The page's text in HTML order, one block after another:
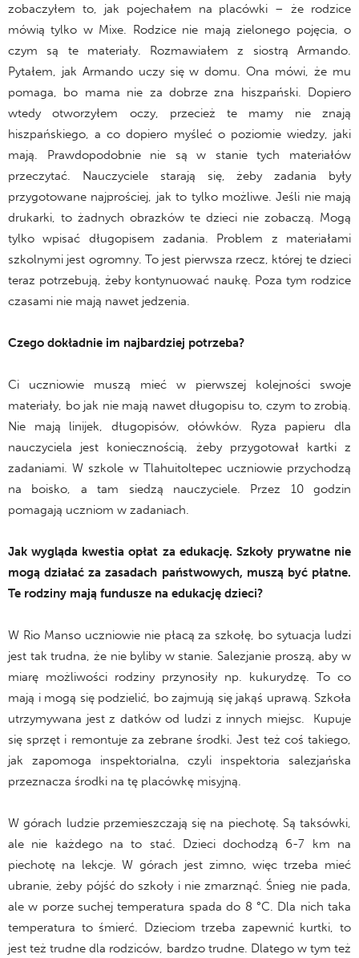
zobaczyłem to, jak pojechałem na placówki – że rodzice
mówią tylko w Mixe. Rodzice nie mają zielonego pojęcia, o
czym są te materiały. Rozmawiałem z siostrą Armando.
Pytałem, jak Armando uczy się w domu. Ona mówi, że mu
pomaga, bo mama nie za dobrze zna hiszpański. Dopiero
wtedy otworzyłem oczy, przecież te mamy nie znają
hiszpańskiego, a co dopiero myśleć o poziomie wiedzy, jaki
mają. Prawdopodobnie nie są w stanie tych materiałów
przeczytać. Nauczyciele starają się, żeby zadania były
przygotowane najprościej, jak to tylko możliwe. Jeśli nie mają
drukarki, to żadnych obrazków te dzieci nie zobaczą. Mogą
tylko wpisać długopisem zadania. Problem z materiałami
szkolnymi jest ogromny. To jest pierwsza rzecz, której te dzieci
teraz potrzebują, żeby kontynuować naukę. Poza tym rodzice
czasami nie mają nawet jedzenia.
Czego dokładnie im najbardziej potrzeba?
Ci uczniowie muszą mieć w pierwszej kolejności swoje
materiały, bo jak nie mają nawet długopisu to, czym to zrobią.
Nie mają linijek, długopisów, ołówków. Ryza papieru dla
nauczyciela jest koniecznością, żeby przygotował kartki z
zadaniami. W szkole w Tlahuitoltepec uczniowie przychodzą
na boisko, a tam siedzą nauczyciele. Przez 10 godzin
pomagają uczniom w zadaniach.
Jak wygląda kwestia opłat za edukację. Szkoły prywatne nie
mogą działać za zasadach państwowych, muszą być płatne.
Te rodziny mają fundusze na edukację dzieci?
W Rio Manso uczniowie nie płacą za szkołę, bo sytuacja ludzi
jest tak trudna, że nie byliby w stanie. Salezjanie proszą, aby w
miarę możliwości rodziny przynosiły np. kukurydzę. To co
mają i mogą się podzielić, bo zajmują się jakąś uprawą. Szkoła
utrzymywana jest z datków od ludzi z innych miejsc. Kupuje
się sprzęt i remontuje za zebrane środki. Jest też coś takiego,
jak zapomoga inspektorialna, czyli inspektoria salezjańska
przeznacza środki na tę placówkę misyjną.
W górach ludzie przemieszczają się na piechotę. Są taksówki,
ale nie każdego na to stać. Dzieci dochodzą 6-7 km na
piechotę na lekcje. W górach jest zimno, więc trzeba mieć
ubranie, żeby pójść do szkoły i nie zmarznąć. Śnieg nie pada,
ale w porze suchej temperatura spada do 8 °C. Dla nich taka
temperatura to śmierć. Dzieciom trzeba zapewnić kurtki, to
jest też trudne dla rodziców, bardzo trudne. Dlatego w tym też